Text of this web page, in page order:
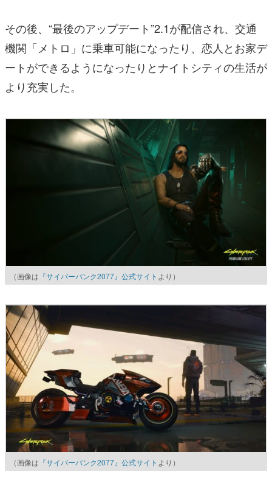
その後、“最後のアップデート”2.1が配信され、交通
機関「メトロ」に乗車可能になったり、恋人とお家デ
ートができるようになったりとナイトシティの生活が
より充実した。
（画像は 『サイバーパンク2077』公式サイト より）
（画像は 『サイバーパンク2077』公式サイト より）